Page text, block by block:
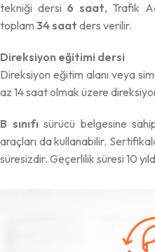
tekniği dersi 6 saat, Trafik
toplam 34 saat ders verilir.
Direksiyon eğitimi dersi
Direksiyon eğitim alanı veya
az 14 saat olmak üzere
B sınıfı sürücü belgesine
araçları da kullanabilir.
süresizdir. Geçerlilik süresi 10